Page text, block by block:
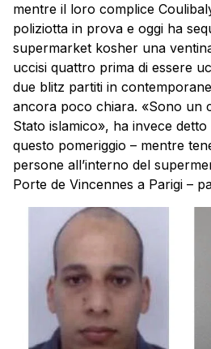
mentre il loro complice
poliziotta in prova e oggi ha
supermarket kosher una
uccisi quattro prima di essere
due blitz partiti in
ancora poco chiara. «Sono un
Stato islamico», ha invece detto
questo pomeriggio – mentre
persone all’interno del
Porte de Vincennes a Parigi –